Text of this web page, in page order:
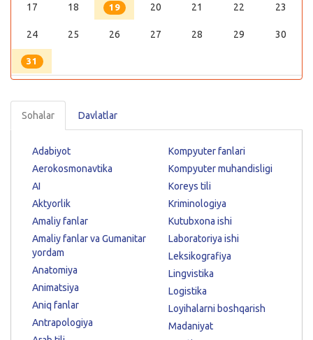
17 18 19 20 21 22 23
24 25 26 27 28 29 30
31
Sohalar Davlatlar
Adabiyot
Aerokosmonavtika
AI
Aktyorlik
Amaliy fanlar
Amaliy fanlar va Gumanitar
yordam
Anatomiya
Animatsiya
Aniq fanlar
Antrapologiya
Kompyuter fanlari
Kompyuter muhandisligi
Koreys tili
Kriminologiya
Kutubxona ishi
Laboratoriya ishi
Leksikografiya
Lingvistika
Logistika
Loyihalarni boshqarish
Madaniyat